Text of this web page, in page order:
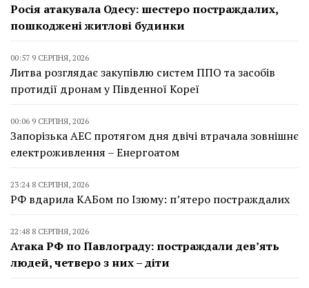
Росія атакувала Одесу: шестеро постраждалих,
пошкоджені житлові будинки
00:57 9 СЕРПНЯ, 2026
Литва розглядає закупівлю систем ППО та засобів
протидії дронам у Південної Кореї
00:06 9 СЕРПНЯ, 2026
Запорізька АЕС протягом дня двічі втрачала зовнішнє
електроживлення – Енергоатом
23:24 8 СЕРПНЯ, 2026
РФ вдарила КАБом по Ізюму: п’ятеро постраждалих
22:48 8 СЕРПНЯ, 2026
Атака РФ по Павлограду: постраждали дев’ять
людей, четверо з них – діти